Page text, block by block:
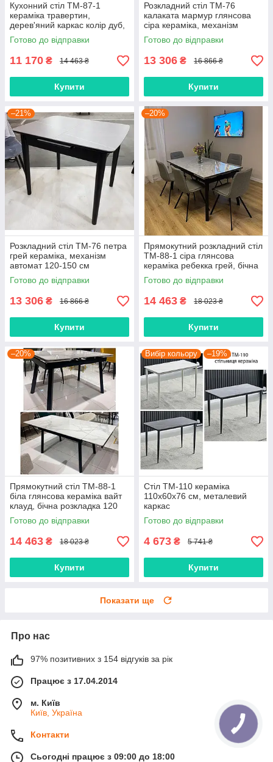
Кухонний стіл TM-87-1
кераміка травертин,
дерев'яний каркас колір дуб,
механізм розкладки автомат
90-120х75 см
Готово до відправки
11 170 ₴ 14 463 ₴
Купити
Розкладний стіл TM-76
калаката мармур глянсова
сіра кераміка, механізм
автомат 120-150 см
Готово до відправки
13 306 ₴ 16 866 ₴
Купити
–21%
Розкладний стіл TM-76 петра
грей кераміка, механізм
автомат 120-150 см
Готово до відправки
13 306 ₴ 16 866 ₴
Купити
–20%
Прямокутний розкладний стіл
TM-88-1 сіра глянсова
кераміка ребекка грей, бічна
розкладка 120-180х85 см
Готово до відправки
14 463 ₴ 18 023 ₴
Купити
–20%
Прямокутний стіл TM-88-1
біла глянсова кераміка вайт
клауд, бічна розкладка 120
(180) х 85 см
Готово до відправки
14 463 ₴ 18 023 ₴
Купити
Вибір кольору –19%
Стіл TM-110 кераміка
110х60х76 см, металевий
каркас
Готово до відправки
4 673 ₴ 5 741 ₴
Купити
Показати ще
Про нас
97% позитивних з 154 відгуків за рік
Працює з 17.04.2014
м. Київ
Київ, Україна
Контакти
Сьогодні працює з 09:00 до 18:00